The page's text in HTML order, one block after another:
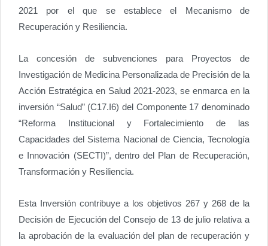
2021 por el que se establece el Mecanismo de
Recuperación y Resiliencia.
La concesión de subvenciones para Proyectos de
Investigación de Medicina Personalizada de Precisión de la
Acción Estratégica en Salud 2021-2023, se enmarca en la
inversión “Salud” (C17.I6) del Componente 17 denominado
“Reforma Institucional y Fortalecimiento de las
Capacidades del Sistema Nacional de Ciencia, Tecnología
e Innovación (SECTI)”, dentro del Plan de Recuperación,
Transformación y Resiliencia.
Esta Inversión contribuye a los objetivos 267 y 268 de la
Decisión de Ejecución del Consejo de 13 de julio relativa a
la aprobación de la evaluación del plan de recuperación y